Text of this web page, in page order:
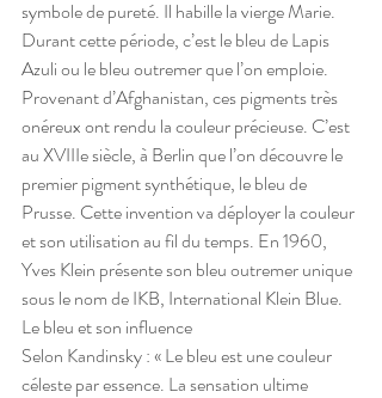
symbole de pureté. Il habille la vierge Marie.
Durant cette période, c’est le bleu de Lapis
Azuli ou le bleu outremer que l’on emploie.
Provenant d’Afghanistan, ces pigments très
onéreux ont rendu la couleur précieuse. C’est
au XVIIIe siècle, à Berlin que l’on découvre le
premier pigment synthétique, le bleu de
Prusse. Cette invention va déployer la couleur
et son utilisation au fil du temps. En 1960,
Yves Klein présente son bleu outremer unique
sous le nom de IKB, International Klein Blue.
Le bleu et son influence
Selon Kandinsky : « Le bleu est une couleur
céleste par essence. La sensation ultime